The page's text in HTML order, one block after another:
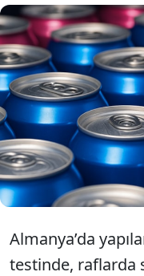
içerikleri
üründen
edilirken,
sınıfta kaldı.
Almanya’da
testinde, raflarda